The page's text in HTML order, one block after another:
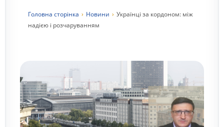
Головна сторiнка › Новини › Українці за кордоном: між
надією і розчаруванням